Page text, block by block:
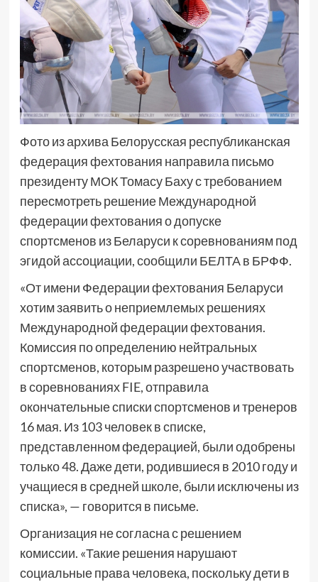
Фото из архива Белорусская республиканская
федерация фехтования направила письмо
президенту МОК Томасу Баху с требованием
пересмотреть решение Международной
федерации фехтования о допуске
спортсменов из Беларуси к соревнованиям под
эгидой ассоциации, сообщили БЕЛТА в БРФФ.
«От имени Федерации фехтования Беларуси
хотим заявить о неприемлемых решениях
Международной федерации фехтования.
Комиссия по определению нейтральных
спортсменов, которым разрешено участвовать
в соревнованиях FIE, отправила
окончательные списки спортсменов и тренеров
16 мая. Из 103 человек в списке,
представленном федерацией, были одобрены
только 48. Даже дети, родившиеся в 2010 году и
учащиеся в средней школе, были исключены из
списка», — говорится в письме.
Организация не согласна с решением
комиссии. «Такие решения нарушают
социальные права человека, поскольку дети в